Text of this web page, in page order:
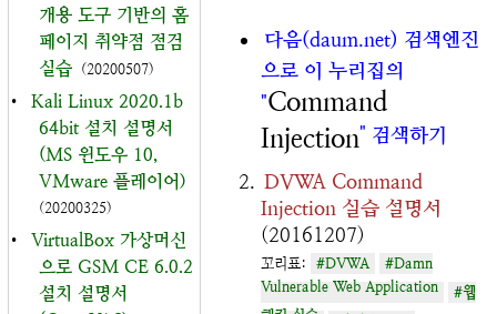
개용 도구 기반의 홈
페이지 취약점 점검
실습 (20200507)
•
Kali Linux 2020.1b
64bit 설치 설명서
(MS 윈도우 10,
VMware 플레이어)
(20200325)
•
VirtualBox 가상머신
으로 GSM CE 6.0.2
설치 설명서
다음(daum.net) 검색엔진
으로 이 누리집의
"Command
Injection" 검색하기
DVWA Command
Injection 실습 설명서
(20161207)
꼬리표: #DVWA #Damn
Vulnerable Web Application #웹